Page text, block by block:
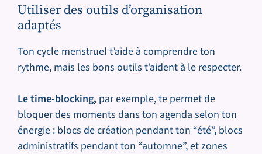
Utiliser des outils d’organisation
adaptés
Ton cycle menstruel t’aide à comprendre ton
rythme, mais les bons outils t’aident à le respecter.
Le time-blocking, par exemple, te permet de
bloquer des moments dans ton agenda selon ton
énergie : blocs de création pendant ton “été”, blocs
administratifs pendant ton “automne”, et zones